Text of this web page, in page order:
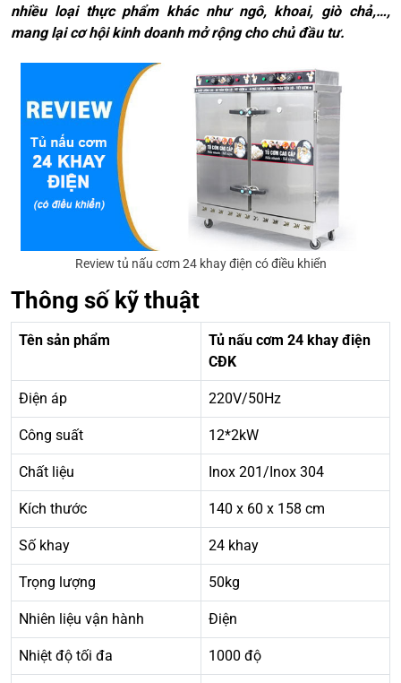
nhiều loại thực phẩm khác như ngô, khoai, giò chả,…,
mang lại cơ hội kinh doanh mở rộng cho chủ đầu tư.
Review tủ nấu cơm 24 khay điện có điều khiển
Thông số kỹ thuật
Tên sản phẩm
Tủ nấu cơm 24 khay điện
CĐK
Điện áp 220V/50Hz
Công suất 12*2kW
Chất liệu Inox 201/Inox 304
Kích thước 140 x 60 x 158 cm
Số khay 24 khay
Trọng lượng 50kg
Nhiên liệu vận hành Điện
Nhiệt độ tối đa 1000 độ